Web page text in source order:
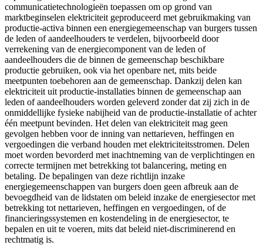
communicatietechnologieën toepassen om op grond van
marktbeginselen elektriciteit geproduceerd met gebruikmaking van
productie-activa binnen een energiegemeenschap van burgers tussen
de leden of aandeelhouders te verdelen, bijvoorbeeld door
verrekening van de energiecomponent van de leden of
aandeelhouders die de binnen de gemeenschap beschikbare
productie gebruiken, ook via het openbare net, mits beide
meetpunten toebehoren aan de gemeenschap. Dankzij delen kan
elektriciteit uit productie-installaties binnen de gemeenschap aan
leden of aandeelhouders worden geleverd zonder dat zij zich in de
onmiddellijke fysieke nabijheid van de productie-installatie of achter
één meetpunt bevinden. Het delen van elektriciteit mag geen
gevolgen hebben voor de inning van nettarieven, heffingen en
vergoedingen die verband houden met elektriciteitsstromen. Delen
moet worden bevorderd met inachtneming van de verplichtingen en
correcte termijnen met betrekking tot balancering, meting en
betaling. De bepalingen van deze richtlijn inzake
energiegemeenschappen van burgers doen geen afbreuk aan de
bevoegdheid van de lidstaten om beleid inzake de energiesector met
betrekking tot nettarieven, heffingen en vergoedingen, of de
financieringssystemen en kostendeling in de energiesector, te
bepalen en uit te voeren, mits dat beleid niet-discriminerend en
rechtmatig is.